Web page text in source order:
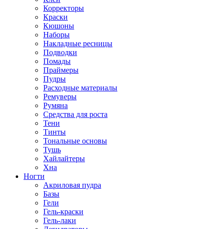
Корректоры
Краски
Кюшоны
Наборы
Накладные ресницы
Подводки
Помады
Праймеры
Пудры
Расходные материалы
Ремуверы
Румяна
Средства для роста
Тени
Тинты
Тональные основы
Тушь
Хайлайтеры
Хна
Ногти
Акриловая пудра
Базы
Гели
Гель-краски
Гель-лаки